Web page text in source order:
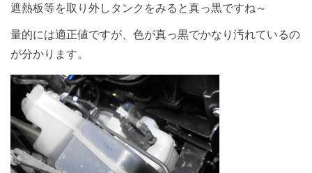
遮熱板等を取り外しタンクをみると真っ黒ですね～
量的には適正値ですが、色が真っ黒でかなり汚れているの
が分かります。